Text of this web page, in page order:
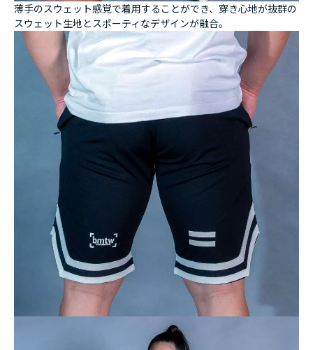
薄手のスウェット感覚で着用することができ、穿き心地が抜群の
スウェット生地とスポーティなデザインが融合。